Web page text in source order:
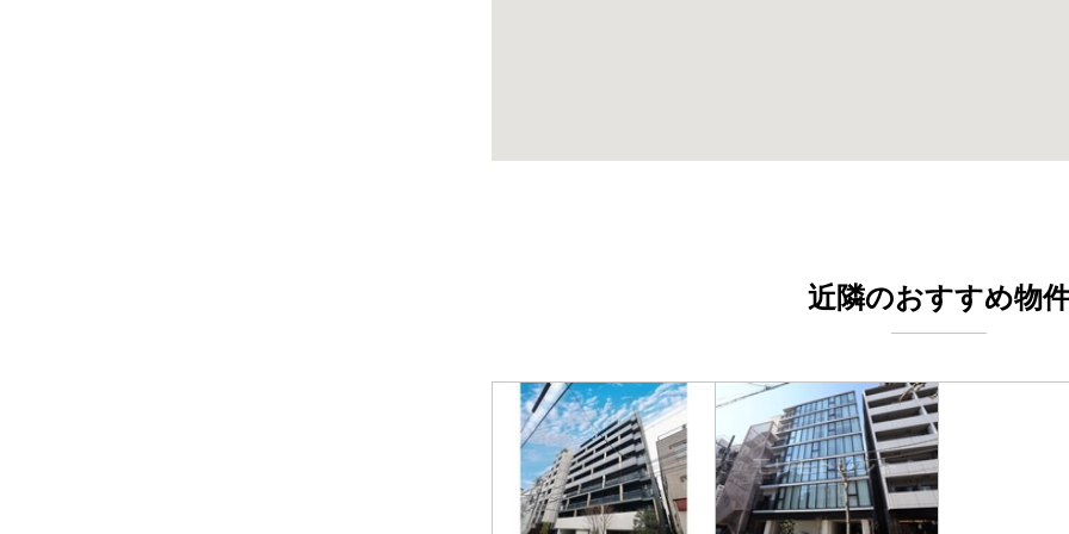
近隣のおすすめ物